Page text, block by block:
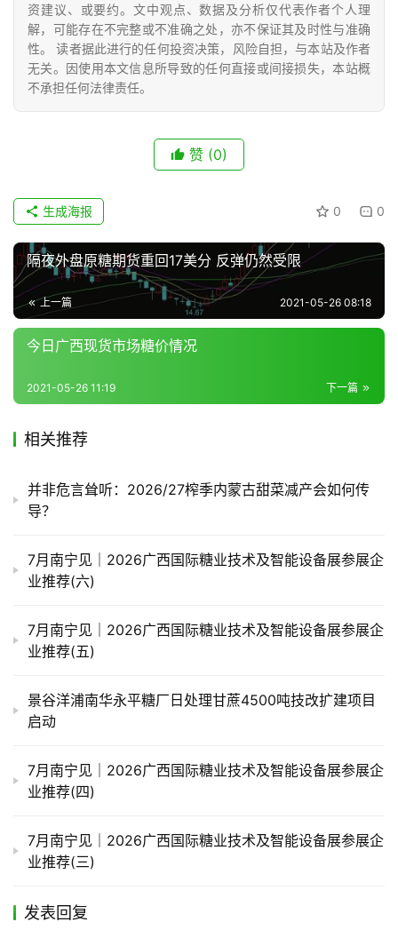
产
销
资建议、或要约。文中观点、数据及分析仅代表作者个人理
解，可能存在不完整或不准确之处，亦不保证其及时性与准确
性。 读者据此进行的任何投资决策，风险自担，与本站及作者
无关。因使用本文信息所导致的任何直接或间接损失，本站概
不承担任何法律责任。
赞 (0)
0 0
生成海报
隔夜外盘原糖期货重回17美分 反弹仍然受限
上一篇 2021-05-26 08:18
今日广西现货市场糖价情况
下一篇
2021-05-26 11:19
相关推荐
并非危言耸听：2026/27榨季内蒙古甜菜减产会如何传
导？
7月南宁见｜2026广西国际糖业技术及智能设备展参展企
业推荐(六)
7月南宁见｜2026广西国际糖业技术及智能设备展参展企
业推荐(五)
景谷洋浦南华永平糖厂日处理甘蔗4500吨技改扩建项目
启动
7月南宁见｜2026广西国际糖业技术及智能设备展参展企
业推荐(四)
7月南宁见｜2026广西国际糖业技术及智能设备展参展企
业推荐(三)
发表回复